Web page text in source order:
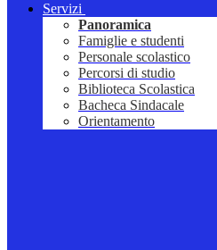
Servizi
Panoramica
Famiglie e studenti
Personale scolastico
Percorsi di studio
Biblioteca Scolastica
Bacheca Sindacale
Orientamento